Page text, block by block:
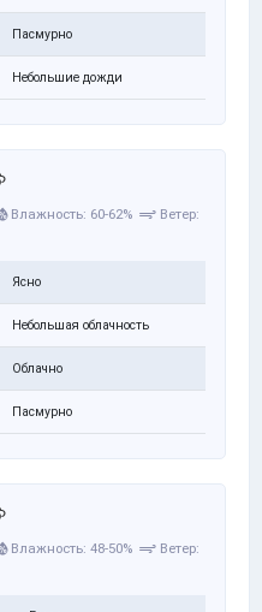
Пасмурно
Небольшие дожди
Влажность: 60-62%
Ветер:
Ясно
Небольшая облачность
Облачно
Пасмурно
Влажность: 48-50%
Ветер: